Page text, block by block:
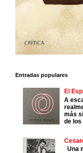
Entradas populares
El
A
más
de los
Una